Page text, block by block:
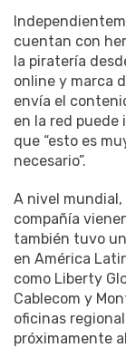
cuentan con
la piratería
online y marca
envía el
en la red puede
que “esto es
necesario”.
A nivel mundial,
compañía
también tuvo
en América
como Liberty
Cablecom y
oficinas
próximamente